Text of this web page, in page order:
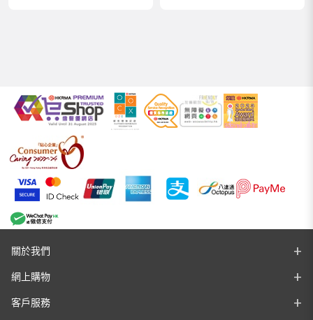
關於我們
網上購物
客戶服務